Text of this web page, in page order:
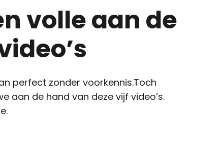
volle aan de
perfect zonder voorkennis.Toch
aan de hand van deze vijf video’s.